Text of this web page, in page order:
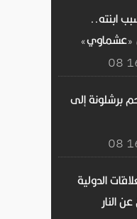
ابنته..
«عشماوي»
برشلونة إلى
الدولية
النار